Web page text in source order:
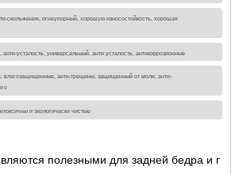
скольжения, огнеупорный, хорошую износостойкость, хорошая
усталость, универсальный, анти усталость, антикоррозионные
влагозащищенные, анти-трещины, защищенный от моли, анти-
и экологически чистые
полезными для задней бедра и г